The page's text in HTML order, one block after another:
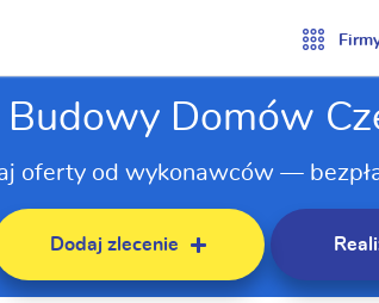
Budowy Domów
oferty od wykonawców —
Dodaj zlecenie